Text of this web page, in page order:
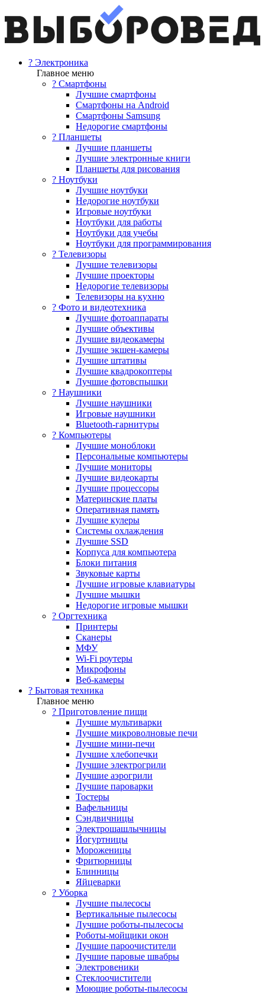
? Электроника
Главное меню
? Смартфоны
Лучшие смартфоны
Смартфоны на Android
Смартфоны Samsung
Недорогие смартфоны
? Планшеты
Лучшие планшеты
Лучшие электронные книги
Планшеты для рисования
? Ноутбуки
Лучшие ноутбуки
Недорогие ноутбуки
Игровые ноутбуки
Ноутбуки для работы
Ноутбуки для учебы
Ноутбуки для программирования
? Телевизоры
Лучшие телевизоры
Лучшие проекторы
Недорогие телевизоры
Телевизоры на кухню
? Фото и видеотехника
Лучшие фотоаппараты
Лучшие объективы
Лучшие видеокамеры
Лучшие экшен-камеры
Лучшие штативы
Лучшие квадрокоптеры
Лучшие фотовспышки
? Наушники
Лучшие наушники
Игровые наушники
Bluetooth-гарнитуры
?️ Компьютеры
Лучшие моноблоки
Персональные компьютеры
Лучшие мониторы
Лучшие видеокарты
Лучшие процессоры
Материнские платы
Оперативная память
Лучшие кулеры
Системы охлаждения
Лучшие SSD
Корпуса для компьютера
Блоки питания
Звуковые карты
Лучшие игровые клавиатуры
Лучшие мышки
Недорогие игровые мышки
?️ Оргтехника
Принтеры
Сканеры
МФУ
Wi-Fi роутеры
Микрофоны
Веб-камеры
? Бытовая техника
Главное меню
? Приготовление пищи
Лучшие мультиварки
Лучшие микроволновые печи
Лучшие мини-печи
Лучшие хлебопечки
Лучшие электрогрили
Лучшие аэрогрили
Лучшие пароварки
Тостеры
Вафельницы
Сэндвичницы
Электрошашлычницы
Йогуртницы
Мороженицы
Фритюрницы
Блинницы
Яйцеварки
? Уборка
Лучшие пылесосы
Вертикальные пылесосы
Лучшие роботы-пылесосы
Роботы-мойщики окон
Лучшие пароочистители
Лучшие паровые швабры
Электровеники
Стеклоочистители
Моющие роботы-пылесосы